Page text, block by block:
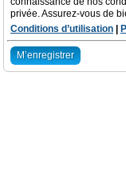
privée. Assurez-vous de
Conditions d’utilisation
M’enregistrer